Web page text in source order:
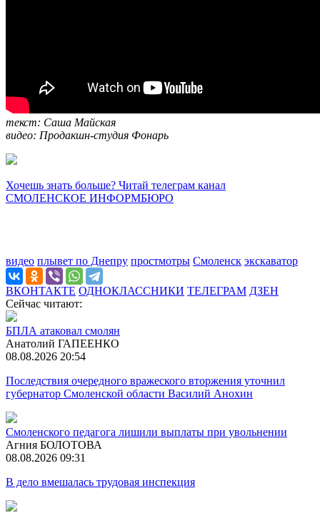
текст: Саша Майская
видео: Продакшн-студия Фонарь
Хочешь знать больше? Читай телеграм канал
СМОЛЕНСКОЕ ИНФОРМБЮРО
видео плывет по Днепру простмотры Смоленск экскаватор
ВКОНТАКТЕ ОДНОКЛАССНИКИ ТЕЛЕГРАМ ДЗЕН
Сейчас читают:
БПЛА атаковал смолян
Анатолий ГАПЕЕНКО
08.08.2026 20:54
Последствия очередного вражеского вторжения уточнил
губернатор Смоленской области Василий Анохин
Смоленского педагога лишили выплаты при увольнении
Агния БОЛОТОВА
08.08.2026 09:31
В дело вмешалась трудовая инспекция